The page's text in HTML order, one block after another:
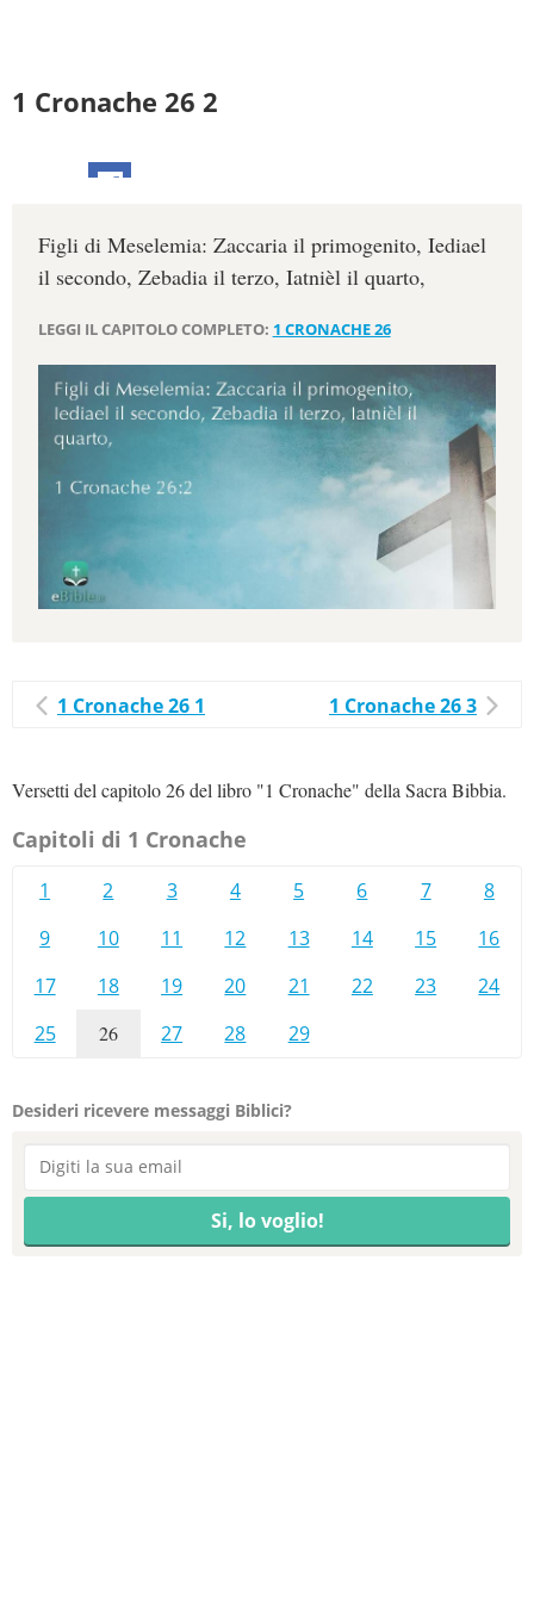
1 Cronache 26 2
Figli di Meselemia: Zaccaria il primogenito, Iediael
il secondo, Zebadia il terzo, Iatnièl il quarto,
LEGGI IL CAPITOLO COMPLETO: 1 CRONACHE 26
1 Cronache 26 1 1 Cronache 26 3
Versetti del capitolo 26 del libro "1 Cronache" della Sacra Bibbia.
Capitoli di 1 Cronache
1 2 3 4 5 6 7
8
9
10 11 12 13 14 15
16
17
18 19 20 21 22 23
24
25
26 27 28 29
Desideri ricevere messaggi Biblici?